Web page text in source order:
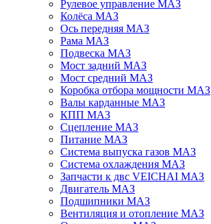
Рулевое управление МАЗ
Колёса МАЗ
Ось передняя МАЗ
Рама МАЗ
Подвеска МАЗ
Мост задний МАЗ
Мост средний МАЗ
Коробка отбора мощности МАЗ
Валы карданные МАЗ
КПП МАЗ
Сцепление МАЗ
Питание МАЗ
Система выпуска газов МАЗ
Система охлаждения МАЗ
Запчасти к двс VEICHAI МАЗ
Двигатель МАЗ
Подшипники МАЗ
Вентиляция и отопление МАЗ